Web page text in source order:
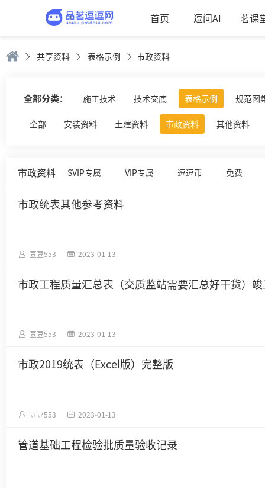
首页 逗问AI 茗课
共享资料 表格示例 市政资料
全部分类： 施工技术 技术交底 表格示例 规范图
全部 安装资料 土建资料 市政资料 其他资料
市政资料 SVIP专属 VIP专属 逗逗币 免费
市政统表其他参考资料
豆豆553 2023-01-13
市政工程质量汇总表（交质监站需要汇总好干货）
豆豆553 2023-01-13
市政2019统表（Excel版）完整版
豆豆553 2023-01-13
管道基础工程检验批质量验收记录